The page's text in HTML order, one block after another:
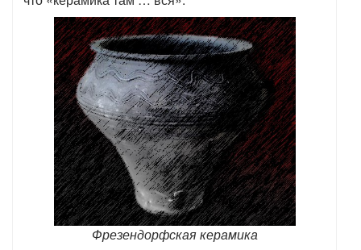
Фрезендорфская керамика